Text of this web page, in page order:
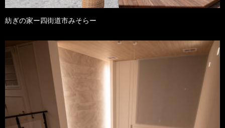
紡ぎの家ー四街道市みそらー